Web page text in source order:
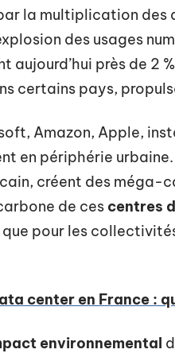
la multiplication des
des usages
aujourd’hui près de 2
certains pays,
Amazon, Apple,
en périphérie
créent des méga-
de ces centres
pour les
center en France :
environnemental